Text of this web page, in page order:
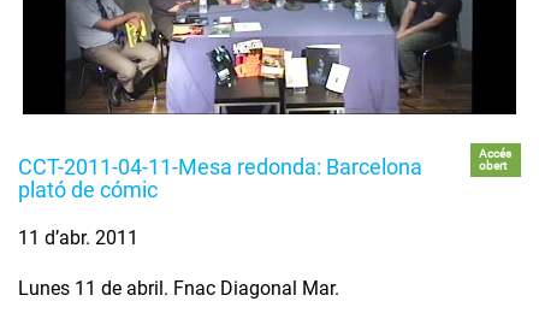
CCT-2011-04-11-Mesa redonda: Barcelona
plató de cómic
Accés
obert
11 d’abr. 2011
Lunes 11 de abril. Fnac Diagonal Mar.